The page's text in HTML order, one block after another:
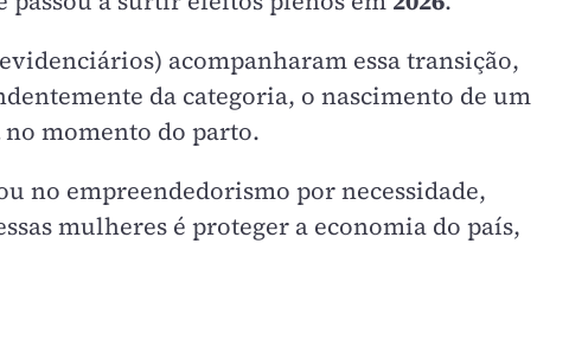
acompanharam essa transição,
da categoria, o nascimento de um
no momento do parto.
no empreendedorismo por necessidade,
mulheres é proteger a economia do país,